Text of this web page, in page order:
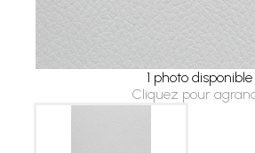
1 photo disponible
Cliquez pour